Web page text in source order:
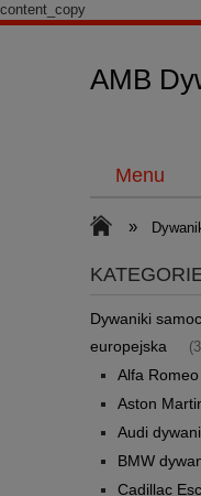
content_copy
AMB
Menu
»
Dywaniki
europejska
Alfa Romeo
Aston
Audi
BMW
Cadillac